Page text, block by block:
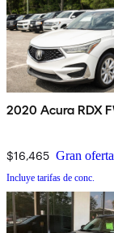
2020 Acura RDX
$16,465 Gran oferta
Incluye tarifas de conc.